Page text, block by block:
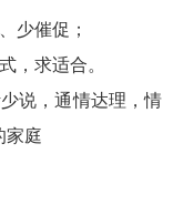
少催促；
，求适合。
说，通情达理，情
家庭